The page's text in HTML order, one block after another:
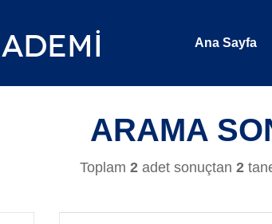
Ana Sayfa
ARAMA
Toplam 2 adet sonuçtan 2